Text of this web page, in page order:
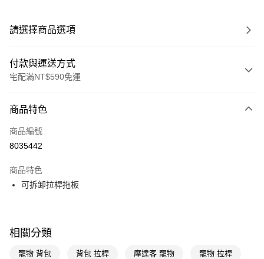
請選擇商品選項
付款與運送方式
宅配滿NT$590免運
POYA支付
信用卡一次付款
Apple Pay
悠遊付
商品特色
商品編號
8035442
商品特色
可拆卸拉桿拖板
相關分類
寵物 背包 背包 拉桿 摩達客 寵物 寵物 拉桿